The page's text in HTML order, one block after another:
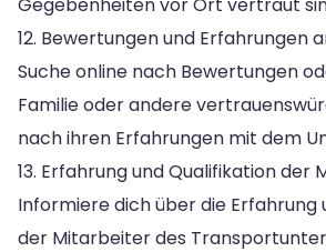
12. Bewertungen und Erfahrungen
Suche online nach Bewertungen
Familie oder andere
nach ihren Erfahrungen mit dem
13. Erfahrung und Qualifikation der
Informiere dich über die Erfahrung
der Mitarbeiter des